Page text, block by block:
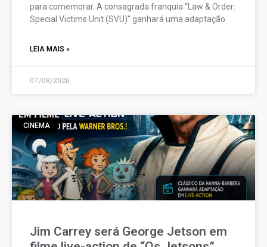
para comemorar. A consagrada franquia “Law & Order:
Special Victims Unit (SVU)” ganhará uma adaptação
LEIA MAIS »
07/08/2026
CINEMA
Jim Carrey será George Jetson em